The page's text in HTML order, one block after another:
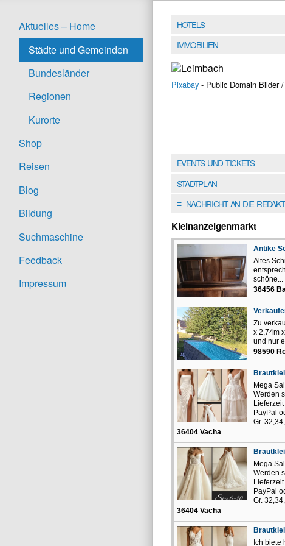
Aktuelles – Home
Städte und Gemeinden
Bundesländer
Regionen
Kurorte
Shop
Reisen
Blog
Bildung
Suchmaschine
Feedback
Impressum
HOTELS
IMMOBILIEN
Pixabay - Public Domain Bilder /
EVENTS UND TICKETS
STADTPLAN
≡NACHRICHT AN DIE
Kleinanzeigenmarkt
Antike
Altes
schöne...
36456
Zu
x 2,74m
und nur
98590
Mega
Werden
PayPal
Gr.
36404 Vacha
Mega
Werden
PayPal
Gr.
36404 Vacha
Ich biete